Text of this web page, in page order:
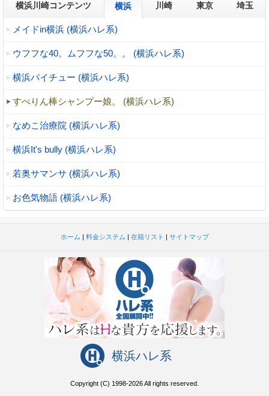
横浜川崎コンテンツ 横浜 川崎 東京 埼玉
メイドin横浜 (横浜ハレ系)
ウフフな40。ムフフな50。。 (横浜ハレ系)
横浜パイチュー (横浜ハレ系)
すべりん棒シャンプー娘。 (横浜ハレ系)
なめこ治療院 (横浜ハレ系)
横浜It's bully (横浜ハレ系)
若奥サマンサ (横浜ハレ系)
お色気物語 (横浜ハレ系)
ホーム | 料金システム | 在籍リスト | サイトマップ
横浜ハレ系
Copyright (C) 1998-2026 All rights reserved.